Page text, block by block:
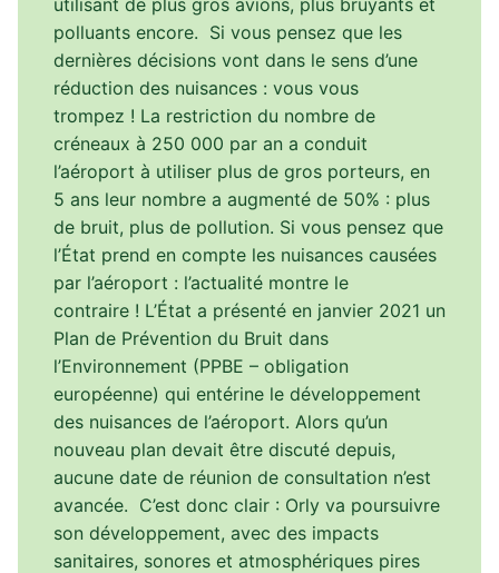
polluants encore. Si vous pensez que les
dernières décisions vont dans le sens d’une
réduction des nuisances : vous vous
trompez ! La restriction du nombre de
créneaux à 250 000 par an a conduit
l’aéroport à utiliser plus de gros porteurs, en
5 ans leur nombre a augmenté de 50% : plus
de bruit, plus de pollution. Si vous pensez que
l’État prend en compte les nuisances causées
par l’aéroport : l’actualité montre le
contraire ! L’État a présenté en janvier 2021 un
Plan de Prévention du Bruit dans
l’Environnement (PPBE – obligation
européenne) qui entérine le développement
des nuisances de l’aéroport. Alors qu’un
nouveau plan devait être discuté depuis,
aucune date de réunion de consultation n’est
avancée. C’est donc clair : Orly va poursuivre
son développement, avec des impacts
sanitaires, sonores et atmosphériques pires